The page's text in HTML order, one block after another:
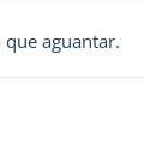
aguantar.